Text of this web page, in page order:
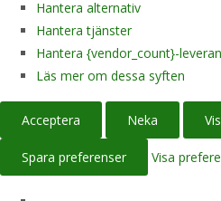
Hantera alternativ
Hantera tjänster
Hantera {vendor_count}-
Läs mer om dessa syften
Acceptera Neka
Spara preferenser Visa